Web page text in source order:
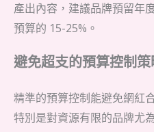
產出內容，建議品牌預留年
預算的 15-25%。
避免超支的預算控制策
精準的預算控制能避免網紅
特別是對資源有限的品牌尤